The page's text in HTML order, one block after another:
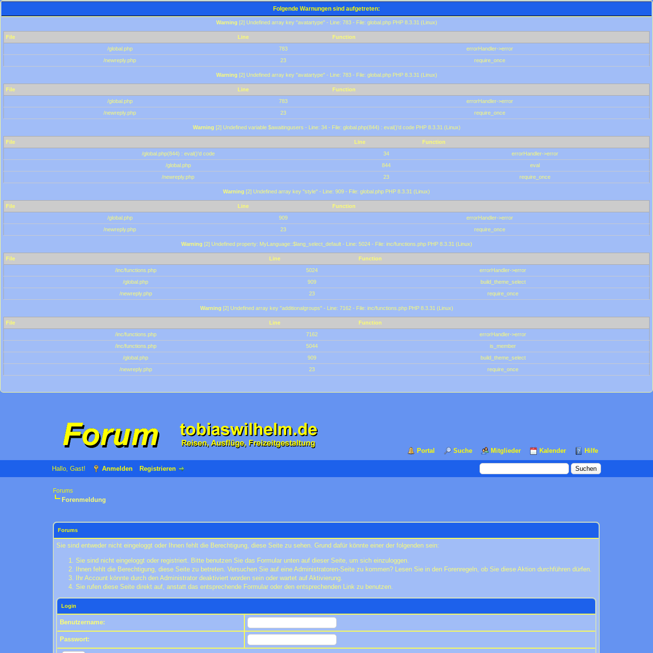
Folgende Warnungen sind aufgetreten:
Warning [2] Undefined array key "avatartype" - Line: 783 - File: global.php PHP 8.3.31 (Linux)
File Line
Function
/global.php
783
errorHandler->error
/newreply.php
23 require_once
Warning [2] Undefined array key "avatartype" - Line: 783 - File: global.php PHP 8.3.31 (Linux)
File Line
Function
/global.php
783
errorHandler->error
/newreply.php
23 require_once
Warning [2] Undefined variable $awaitingusers - Line: 34 - File: global.php(844) : eval()'d code PHP 8.3.31 (Linux)
File Line
Function
/global.php(844) : eval()'d code
34
errorHandler->error
/global.php
844
eval
/newreply.php
23 require_once
Warning [2] Undefined array key "style" - Line: 909 - File: global.php PHP 8.3.31 (Linux)
File Line
Function
/global.php
909
errorHandler->error
/newreply.php
23 require_once
Warning [2] Undefined property: MyLanguage::$lang_select_default - Line: 5024 - File: inc/functions.php PHP 8.3.31 (Linux)
File Line
Function
/inc/functions.php
5024
errorHandler->error
/global.php
909
build_theme_select
/newreply.php
23 require_once
Warning [2] Undefined array key "additionalgroups" - Line: 7162 - File: inc/functions.php PHP 8.3.31 (Linux)
File Line
Function
/inc/functions.php
7162
errorHandler->error
/inc/functions.php
5044
is_member
/global.php
909
build_theme_select
/newreply.php
23 require_once
Portal Suche Mitglieder Kalender Hilfe
Hallo, Gast! Anmelden Registrieren
Forums
Forenmeldung
Forums
Sie sind entweder nicht eingeloggt oder Ihnen fehlt die Berechtigung, diese Seite zu sehen. Grund dafür könnte einer der folgenden sein:
Sie sind nicht eingeloggt oder registriert. Bitte benutzen Sie das Formular unten auf dieser Seite, um sich einzuloggen.
Ihnen fehlt die Berechtigung, diese Seite zu betreten. Versuchen Sie auf eine Administratoren-Seite zu kommen? Lesen Sie in den Forenregeln, ob Sie diese Aktion durchführen dürfen.
Ihr Account könnte durch den Administrator deaktiviert worden sein oder wartet auf Aktivierung.
Sie rufen diese Seite direkt auf, anstatt das entsprechende Formular oder den entsprechenden Link zu benutzen.
Login
Benutzername:
Passwort: